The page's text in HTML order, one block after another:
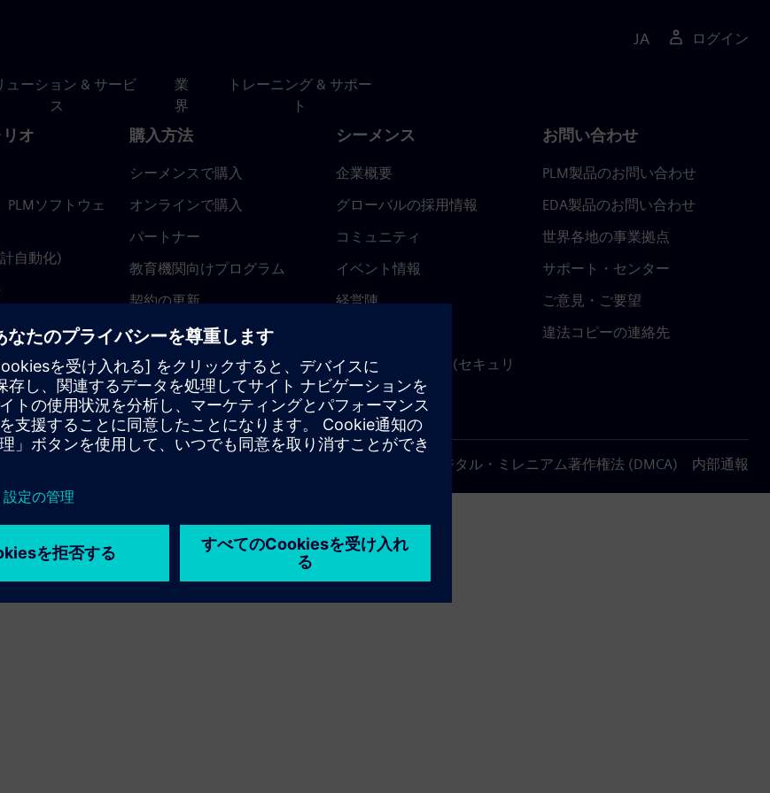
ューション & サービ
ス
業
界
トレーニング & サポー
ト
JA ログイン
オ
PLMソフトウェ
自動化)
購入方法
シーメンスで購入
オンラインで購入
パートナー
教育機関向けプログラム
契約の更新
返金ポリシー
シーメンス
企業概要
グローバルの採用情報
コミュニティ
イベント情報
経営陣
トラストセンター (セキュリ
ティ関連情報)
お問い合わせ
PLM製品のお問い合わせ
EDA製品のお問い合わせ
世界各地の事業拠点
サポート・センター
ご意見・ご要望
違法コピーの連絡先
デジタル・ミレニアム著作権法 (DMCA) 内部通報